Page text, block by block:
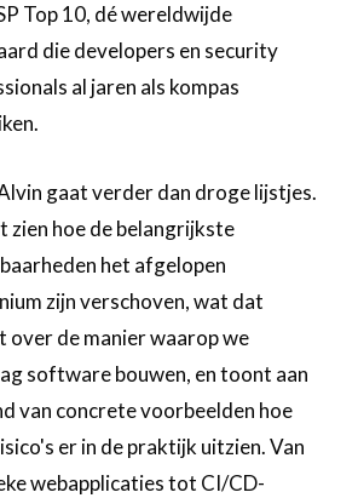
Top 10, dé wereldwijde
die developers en security
al jaren als kompas
gaat verder dan droge lijstjes.
zien hoe de belangrijkste
het afgelopen
zijn verschoven, wat dat
over de manier waarop we
software bouwen, en toont aan
van concrete voorbeelden hoe
er in de praktijk uitzien. Van
webapplicaties tot CI/CD-